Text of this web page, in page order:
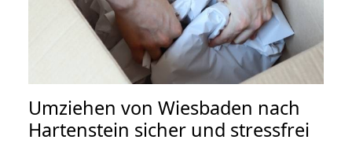
Umziehen von Wiesbaden nach
Hartenstein sicher und stressfrei